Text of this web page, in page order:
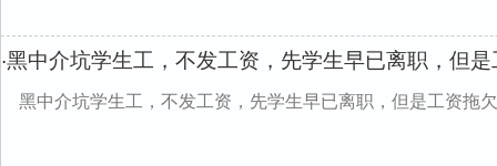
·黑中介坑学生工，不发工资，先学生早已离职，但
黑中介坑学生工，不发工资，先学生早已离职，但是工资拖